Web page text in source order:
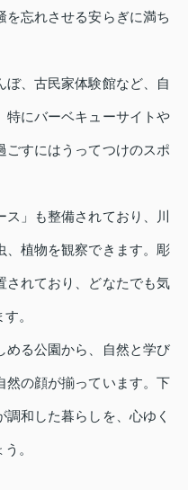
忘れさせる安らぎに満ち
、古民家体験館など、自
特にバーベキューサイトや
ごすにはうってつけのスポ
」も整備されており、川
、植物を観察できます。彫
されており、どなたでも気
。
める公園から、自然と学び
然の顔が揃っています。下
和した暮らしを、心ゆく
。